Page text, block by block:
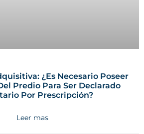
¿Es Necesario Poseer
Predio Para Ser Declarado
Por Prescripción?
Leer mas